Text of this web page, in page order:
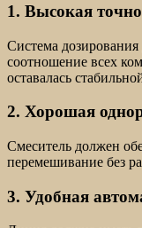
1. Высокая
Система
соотношение всех
оставалась
2. Хорошая
Смеситель должен
перемешивание без
3. Удобная